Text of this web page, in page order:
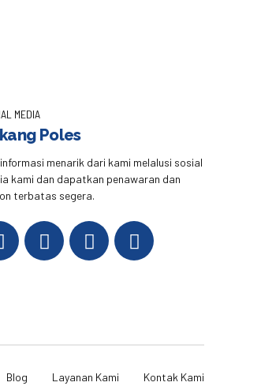
MEDIA
Poles
menarik dari kami melalusi sosial
kami dan dapatkan penawaran dan
terbatas segera.
Blog Layanan Kami Kontak Kami